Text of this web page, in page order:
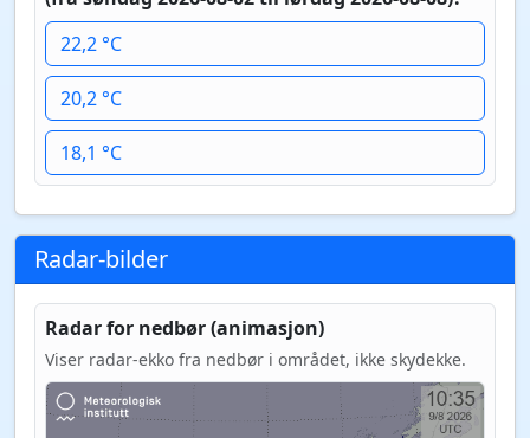
22,2 °C
20,2 °C
18,1 °C
Radar-bilder
Radar for nedbør (animasjon)
Viser radar-ekko fra nedbør i området, ikke skydekke.